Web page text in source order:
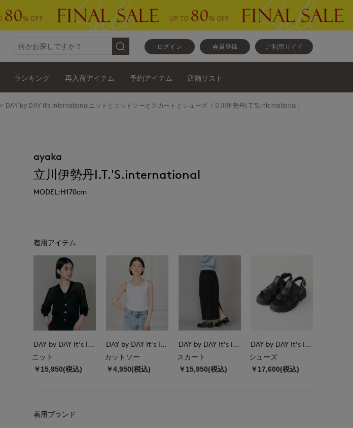
ログイン 会員登録 ご利用ガイド
ランキング 再入荷アイテム 予約アイテム 店舗リスト
DAY by DAY It's internationalニットとカットソーとスカートとシューズ（立川伊勢丹I.T.'S.international）
ayaka
立川伊勢丹I.T.'S.international
MODEL:H170cm
着用アイテム
DAY by DAY It's international
ニット
￥15,950(税込)
DAY by DAY It's international
カットソー
￥4,950(税込)
DAY by DAY It's international
スカート
￥15,950(税込)
DAY by DAY It's international
シューズ
￥17,600(税込)
着用ブランド